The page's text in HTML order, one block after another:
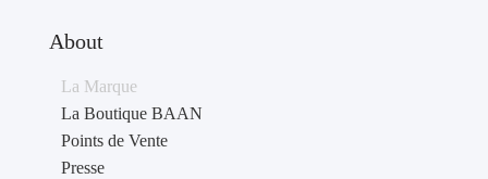
About
La Marque
La Boutique BAAN
Points de Vente
Presse